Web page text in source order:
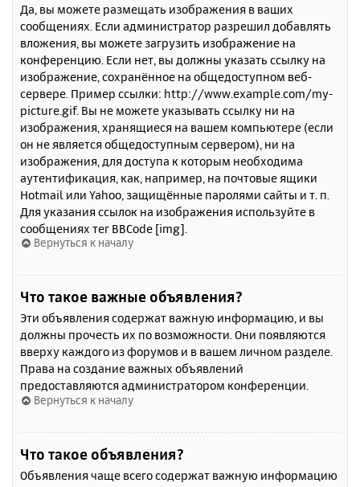
Да, вы можете размещать изображения в ваших
сообщениях. Если администратор разрешил добавлять
вложения, вы можете загрузить изображение на
конференцию. Если нет, вы должны указать ссылку на
изображение, сохранённое на общедоступном веб-
сервере. Пример ссылки: http://www.example.com/my-
picture.gif. Вы не можете указывать ссылку ни на
изображения, хранящиеся на вашем компьютере (если
он не является общедоступным сервером), ни на
изображения, для доступа к которым необходима
аутентификация, как, например, на почтовые ящики
Hotmail или Yahoo, защищённые паролями сайты и т. п.
Для указания ссылок на изображения используйте в
сообщениях тег BBCode [img].
Вернуться к началу
Что такое важные объявления?
Эти объявления содержат важную информацию, и вы
должны прочесть их по возможности. Они появляются
вверху каждого из форумов и в вашем личном разделе.
Права на создание важных объявлений
предоставляются администратором конференции.
Вернуться к началу
Что такое объявления?
Объявления чаще всего содержат важную информацию